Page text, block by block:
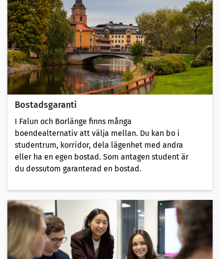
Bostadsgaranti
I Falun och Borlänge finns många
boendealternativ att välja mellan. Du kan bo i
studentrum, korridor, dela lägenhet med andra
eller ha en egen bostad. Som antagen student är
du dessutom garanterad en bostad.